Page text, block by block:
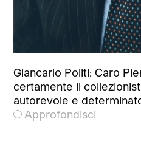
Giancarlo Politi: Caro
certamente il
autorevole e
Approfondisci